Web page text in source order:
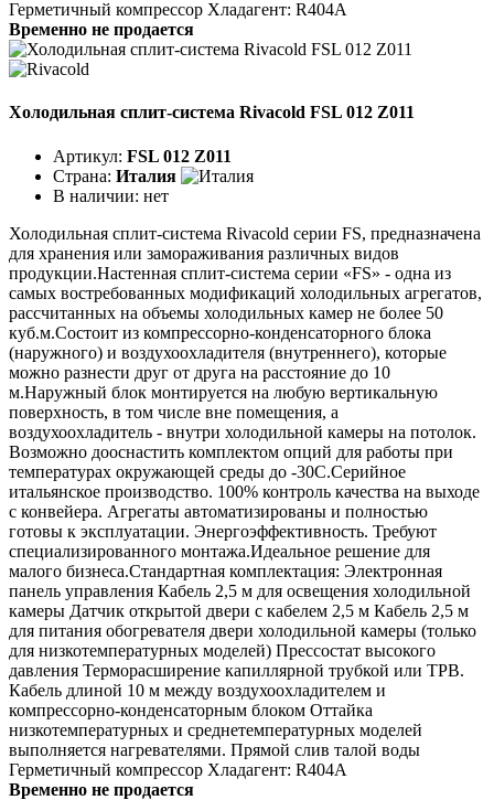
Герметичный компрессор Хладагент: R404A
Временно не продается
Холодильная сплит-система Rivacold FSL 012 Z011
Артикул: FSL 012 Z011
Страна: Италия
В наличии: нет
Холодильная сплит-система Rivacold серии FS, предназначена
для хранения или замораживания различных видов
продукции.Настенная сплит-система серии «FS» - одна из
самых востребованных модификаций холодильных агрегатов,
рассчитанных на объемы холодильных камер не более 50
куб.м.Состоит из компрессорно-конденсаторного блока
(наружного) и воздухоохладителя (внутреннего), которые
можно разнести друг от друга на расстояние до 10
м.Наружный блок монтируется на любую вертикальную
поверхность, в том числе вне помещения, а
воздухоохладитель - внутри холодильной камеры на потолок.
Возможно дооснастить комплектом опций для работы при
температурах окружающей среды до -30С.Серийное
итальянское производство. 100% контроль качества на выходе
с конвейера. Агрегаты автоматизированы и полностью
готовы к эксплуатации. Энергоэффективность. Требуют
специализированного монтажа.Идеальное решение для
малого бизнеса.Стандартная комплектация: Электронная
панель управления Кабель 2,5 м для освещения холодильной
камеры Датчик открытой двери с кабелем 2,5 м Кабель 2,5 м
для питания обогревателя двери холодильной камеры (только
для низкотемпературных моделей) Прессостат высокого
давления Терморасширение капиллярной трубкой или ТРВ.
Кабель длиной 10 м между воздухоохладителем и
компрессорно-конденсаторным блоком Оттайка
низкотемпературных и среднетемпературных моделей
выполняется нагревателями. Прямой слив талой воды
Герметичный компрессор Хладагент: R404A
Временно не продается